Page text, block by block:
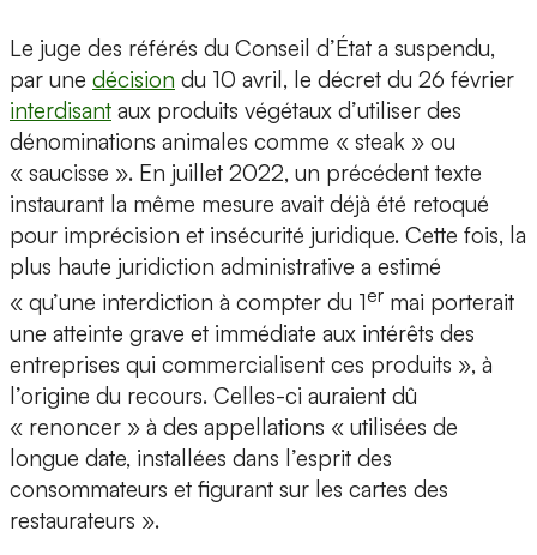
Le juge des référés du Conseil d’État a suspendu,
par une décision du 10 avril, le décret du 26 février
interdisant aux produits végétaux d’utiliser des
dénominations animales comme « steak » ou
« saucisse ». En juillet 2022, un précédent texte
instaurant la même mesure avait déjà été retoqué
pour imprécision et insécurité juridique. Cette fois, la
plus haute juridiction administrative a estimé
« qu’une interdiction à compter du 1er mai porterait
une atteinte grave et immédiate aux intérêts des
entreprises qui commercialisent ces produits », à
l’origine du recours. Celles-ci auraient dû
« renoncer » à des appellations « utilisées de
longue date, installées dans l’esprit des
consommateurs et figurant sur les cartes des
restaurateurs ».